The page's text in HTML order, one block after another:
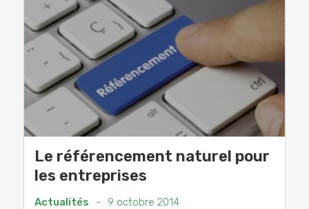
Le référencement naturel pour
les entreprises
Actualités - 9 octobre 2014